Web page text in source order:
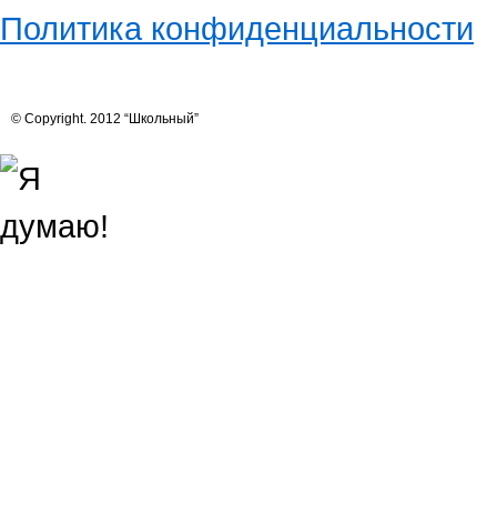
Политика конфиденциальности
© Copyright. 2012 “Школьный”